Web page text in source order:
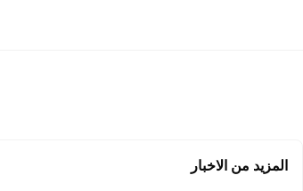
المزيد من الاخبار